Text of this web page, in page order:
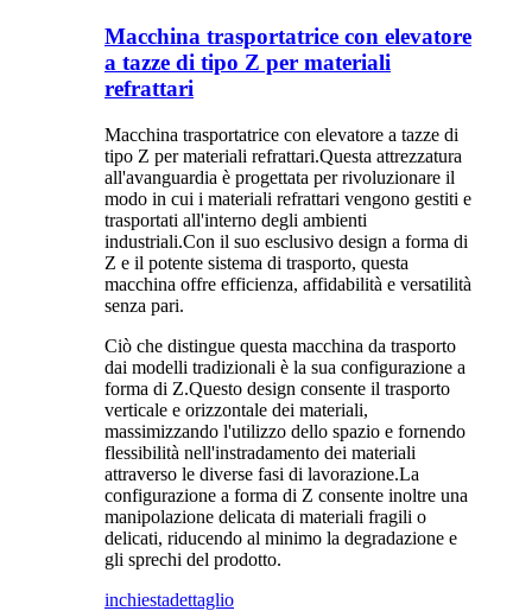
Macchina trasportatrice con elevatore
a tazze di tipo Z per materiali
refrattari
Macchina trasportatrice con elevatore a tazze di
tipo Z per materiali refrattari.Questa attrezzatura
all'avanguardia è progettata per rivoluzionare il
modo in cui i materiali refrattari vengono gestiti e
trasportati all'interno degli ambienti
industriali.Con il suo esclusivo design a forma di
Z e il potente sistema di trasporto, questa
macchina offre efficienza, affidabilità e versatilità
senza pari.
Ciò che distingue questa macchina da trasporto
dai modelli tradizionali è la sua configurazione a
forma di Z.Questo design consente il trasporto
verticale e orizzontale dei materiali,
massimizzando l'utilizzo dello spazio e fornendo
flessibilità nell'instradamento dei materiali
attraverso le diverse fasi di lavorazione.La
configurazione a forma di Z consente inoltre una
manipolazione delicata di materiali fragili o
delicati, riducendo al minimo la degradazione e
gli sprechi del prodotto.
inchiestadettaglio